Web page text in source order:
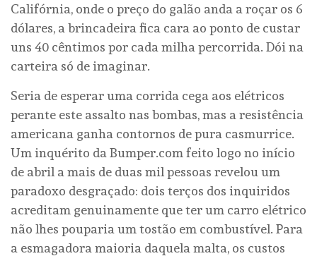
Califórnia, onde o preço do galão anda a roçar os 6
dólares, a brincadeira fica cara ao ponto de custar
uns 40 cêntimos por cada milha percorrida. Dói na
carteira só de imaginar.
Seria de esperar uma corrida cega aos elétricos
perante este assalto nas bombas, mas a resistência
americana ganha contornos de pura casmurrice.
Um inquérito da Bumper.com feito logo no início
de abril a mais de duas mil pessoas revelou um
paradoxo desgraçado: dois terços dos inquiridos
acreditam genuinamente que ter um carro elétrico
não lhes pouparia um tostão em combustível. Para
a esmagadora maioria daquela malta, os custos